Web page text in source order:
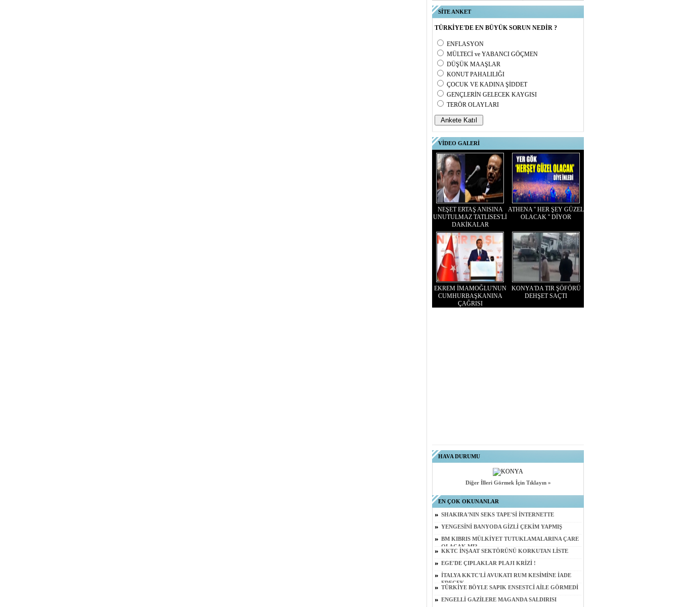
SİTE ANKET
TÜRKİYE'DE EN BÜYÜK SORUN NEDİR ?
ENFLASYON
MÜLTECİ ve YABANCI GÖÇMEN
DÜŞÜK MAAŞLAR
KONUT PAHALILIĞI
ÇOCUK VE KADINA ŞİDDET
GENÇLERİN GELECEK KAYGISI
TERÖR OLAYLARI
VİDEO GALERİ
NEŞET ERTAŞ ANISINA
UNUTULMAZ TATLISES'Lİ
DAKİKALAR
ATHENA '' HER ŞEY GÜZEL
OLACAK '' DİYOR
EKREM İMAMOĞLU'NUN
CUMHURBAŞKANINA
ÇAĞRISI
KONYA'DA TIR ŞÖFÖRÜ
DEHŞET SAÇTI
HAVA DURUMU
Diğer İlleri Görmek İçin Tıklayın »
EN ÇOK OKUNANLAR
SHAKIRA'NIN SEKS TAPE'Sİ İNTERNETTE
YENGESİNİ BANYODA GİZLİ ÇEKİM YAPMIŞ
BM KIBRIS MÜLKİYET TUTUKLAMALARINA ÇARE
OLACAK MI?
KKTC İNŞAAT SEKTÖRÜNÜ KORKUTAN LİSTE
EGE'DE ÇIPLAKLAR PLAJI KRİZİ !
İTALYA KKTC'Lİ AVUKATI RUM KESİMİNE İADE
EDECEK
TÜRKİYE BÖYLE SAPIK ENSESTCİ AİLE GÖRMEDİ
ENGELLİ GAZİLERE MAGANDA SALDIRISI